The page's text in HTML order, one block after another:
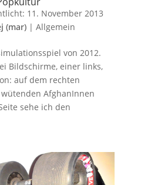
11. November 2013
(mar)| Allgemein
von 2012.
Bildschirme, einer links,
auf dem rechten
AfghanInnen
sehe ich den